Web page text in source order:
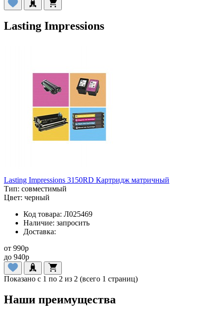
Lasting Impressions
Lasting Impressions 3150RD Картридж матричный
Тип: совместимый
Цвет: черный
Код товара: Л025469
Наличие: запросить
Доставка:
от 990p
до 940p
Показано с 1 по 2 из 2 (всего 1 страниц)
Наши преимущества